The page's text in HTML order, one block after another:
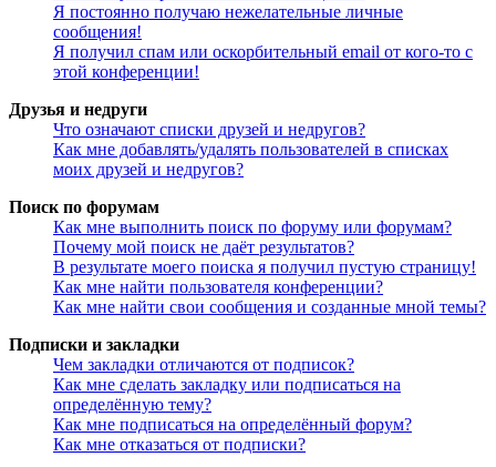
Я постоянно получаю нежелательные личные
сообщения!
Я получил спам или оскорбительный email от кого-то с
этой конференции!
Друзья и недруги
Что означают списки друзей и недругов?
Как мне добавлять/удалять пользователей в списках
моих друзей и недругов?
Поиск по форумам
Как мне выполнить поиск по форуму или форумам?
Почему мой поиск не даёт результатов?
В результате моего поиска я получил пустую страницу!
Как мне найти пользователя конференции?
Как мне найти свои сообщения и созданные мной темы?
Подписки и закладки
Чем закладки отличаются от подписок?
Как мне сделать закладку или подписаться на
определённую тему?
Как мне подписаться на определённый форум?
Как мне отказаться от подписки?